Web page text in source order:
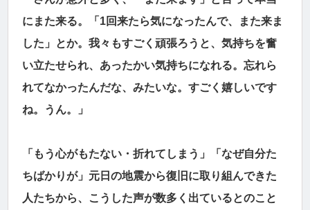
にまた来る。「1回来たら気になったんで、また来ま
した」とか。我々もすごく頑張ろうと、気持ちを奮
い立たせられ、あったかい気持ちになれる。忘れら
れてなかったんだな、みたいな。すごく嬉しいです
ね。うん。」
「もう心がもたない・折れてしまう」「なぜ自分た
ちばかりが」元日の地震から復旧に取り組んできた
人たちから、こうした声が数多く出ているとのこと